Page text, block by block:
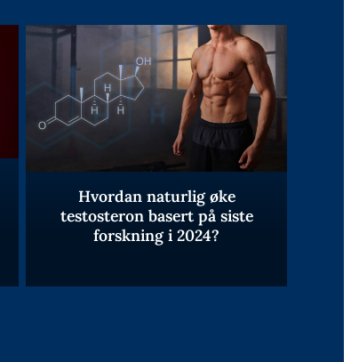
Hvordan naturlig øke
testosteron basert på siste
forskning i 2024?